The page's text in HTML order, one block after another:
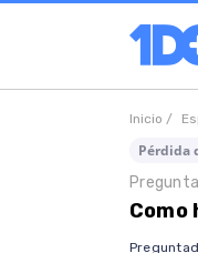
Inicio /
Pérdida
Como